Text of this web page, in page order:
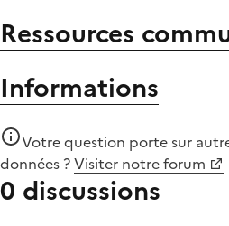
Ressources
Informations
Votre question porte sur
données ?Visiter notre forum
0 discussions